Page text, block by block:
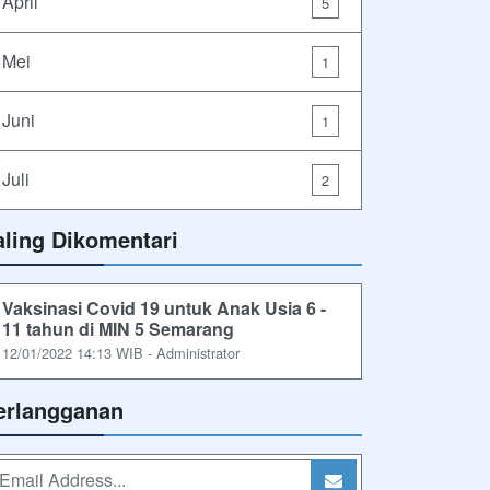
Mei 1
Juni 1
Juli 2
Dikomentari
Vaksinasi Covid 19 untuk Anak Usia 6 -
11 tahun di MIN 5 Semarang
12/01/2022 14:13 WIB - Administrator